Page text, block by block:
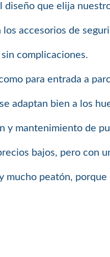
diseño que elija
accesorios de
complicaciones.
para entrada a
adaptan bien a los
y mantenimiento de
bajos, pero con
mucho peatón,